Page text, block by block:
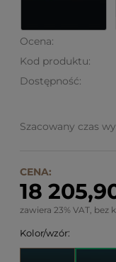
Ocena:
Kod produktu:
Dostępność:
Szacowany czas
CENA:
18
zawiera 23% VAT,
Kolor/wzór: